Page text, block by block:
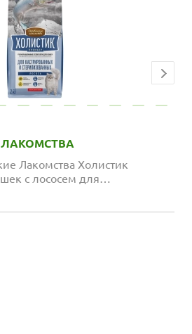
ЛАКОМСТВА
Лакомства Холистик
с лососем для